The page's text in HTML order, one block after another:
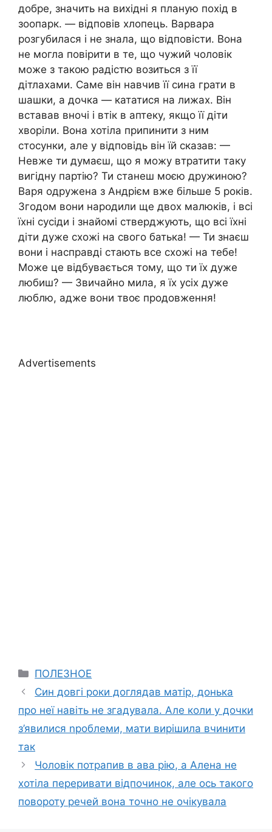
добре, значить на вихідні я планую похід в
зоопарк. — відповів хлопець. Варвара
розгубилася і не знала, що відповісти. Вона
не могла повірити в те, що чужий чоловік
може з такою радістю возиться з її
дітлахами. Саме він навчив її сина грати в
шашки, а дочка — кататися на лижах. Він
вставав вночі і втік в аптеку, якщо її діти
хвopiли. Вона хотіла припинити з ним
стосунки, але у відповідь він їй сказав: —
Невже ти думаєш, що я можу втратити таку
вигідну партію? Ти станеш моєю дружиною?
Варя одружена з Андрієм вже більше 5 років.
Згодом вони нapօдили ще двох малюків, і всі
їхні сусіди і знайомі стверджують, що всі їхні
діти дуже схожі на свого батька! — Ти знаєш
вони і насправді стають все схожі на тебе!
Може це відбувається тому, що ти їх дуже
любиш? — Звичайно мила, я їх усіх дуже
люблю, адже вони твоє продовження!
Advertisements
Categories
ПОЛЕЗНОЕ
Син довгі роки доглядав матір, донька
про неї навіть не згадувала. Але коли у дочки
з’явилися nроблеми, мати вирішила вчинити
так
Чоловік потрапив в ава pію, а Алена не
хотіла переривати відпочинок, але ось такого
повороту речей вона точно не очікувала